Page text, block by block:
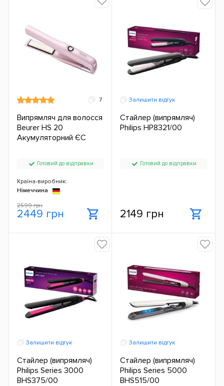
7
Випрямляч для волосся
Beurer HS 20
Акумуляторний ЄС
Готовий до відправки
Країна-виробник:
Німеччина
2599 грн
2449 грн
Залишити відгук
Стайлер (випрямляч)
Philips HP8321/00
Готовий до відправки
2149 грн
Залишити відгук
Стайлер (випрямляч)
Philips Series 3000
BHS375/00
Залишити відгук
Стайлер (випрямляч)
Philips Series 5000
BHS515/00